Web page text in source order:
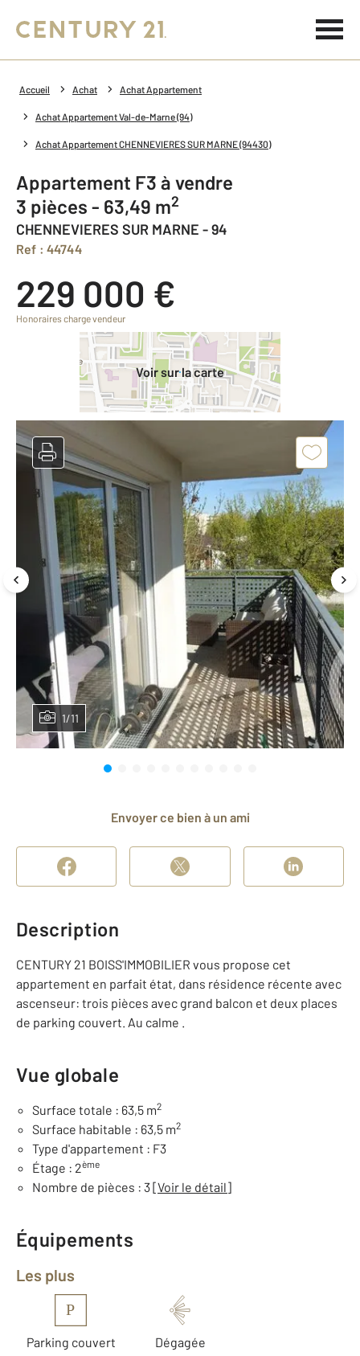
Accueil Achat Achat Appartement
Achat Appartement Val-de-Marne (94)
Achat Appartement CHENNEVIERES SUR MARNE (94430)
Appartement F3 à vendre
3 pièces - 63,49 m2
CHENNEVIERES SUR MARNE - 94
Ref : 44744
229 000 €
Honoraires charge vendeur
Voir sur la carte
1/11
Envoyer ce bien à un ami
Description
CENTURY 21 BOISS'IMMOBILIER vous propose cet
appartement en parfait état, dans résidence récente avec
ascenseur: trois pièces avec grand balcon et deux places
de parking couvert. Au calme .
Vue globale
Surface totale : 63,5 m2
Surface habitable : 63,5 m2
Type d'appartement : F3
Étage : 2ème
Nombre de pièces : 3[Voir le détail]
Équipements
Les plus
P
Parking couvert Dégagée